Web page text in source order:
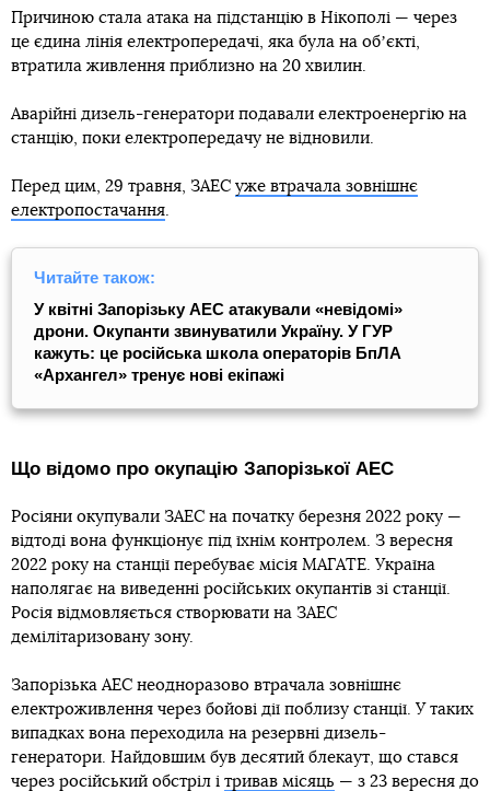
Причиною стала атака на підстанцію в Нікополі — через
це єдина лінія електропередачі, яка була на обʼєкті,
втратила живлення приблизно на 20 хвилин.
Аварійні дизель-генератори подавали електроенергію на
станцію, поки електропередачу не відновили.
Перед цим, 29 травня, ЗАЕС уже втрачала зовнішнє
електропостачання.
Читайте також:
У квітні Запорізьку АЕС атакували «невідомі»
дрони. Окупанти звинуватили Україну. У ГУР
кажуть: це російська школа операторів БпЛА
«Архангел» тренує нові екіпажі
Що відомо про окупацію Запорізької АЕС
Росіяни окупували ЗАЕС на початку березня 2022 року —
відтоді вона функціонує під їхнім контролем. З вересня
2022 року на станції перебуває місія МАГАТЕ. Україна
наполягає на виведенні російських окупантів зі станції.
Росія відмовляється створювати на ЗАЕС
демілітаризовану зону.
Запорізька АЕС неодноразово втрачала зовнішнє
електроживлення через бойові дії поблизу станції. У таких
випадках вона переходила на резервні дизель-
генератори. Найдовшим був десятий блекаут, що стався
через російський обстріл і тривав місяць — з 23 вересня до